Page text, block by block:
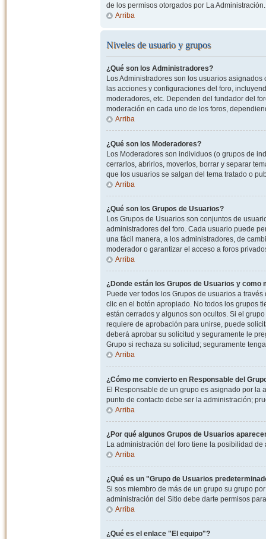
de los permisos otorgados por La Administración.
Arriba
Niveles de usuario y grupos
¿Qué son los Administradores?
Los Administradores son los usuarios
las acciones y configuraciones del foro,
moderadores, etc. Dependen del fundador del
moderación en cada uno de los foros,
Arriba
¿Qué son los Moderadores?
Los Moderadores son individuos (o grupos de
cerrarlos, abrirlos, moverlos, borrar y separar
que los usuarios se salgan del tema tratado o
Arriba
¿Qué son los Grupos de Usuarios?
Los Grupos de Usuarios son conjuntos de
administradores del foro. Cada usuario puede
una fácil manera, a los administradores, de
moderador o garantizar el acceso a foros
Arriba
¿Donde están los Grupos de Usuarios y como
Puede ver todos los Grupos de usuarios a
clic en el botón apropiado. No todos los grupos
están cerrados y algunos son ocultos. Si el
requiere de aprobación para unirse, puede
deberá aprobar su solicitud y seguramente le
Grupo si rechaza su solicitud; seguramente
Arriba
¿Cómo me convierto en Responsable del
El Responsable de un grupo es asignado por la
punto de contacto debe ser la administración;
Arriba
¿Por qué algunos Grupos de Usuarios
La administración del foro tiene la posibilidad
Arriba
¿Qué es un "Grupo de Usuarios
Si sos miembro de más de un grupo su grupo
administración del Sitio debe darte permisos
Arriba
¿Qué es el enlace "El equipo"?